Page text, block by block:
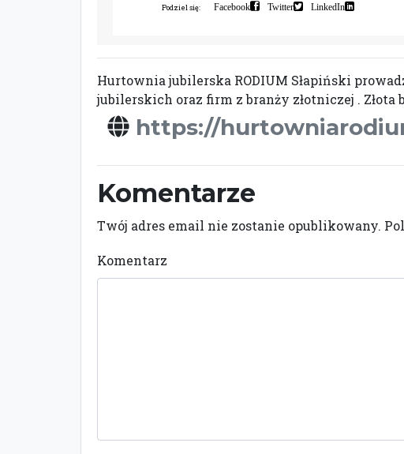
Podziel się: Facebook Twitter LinkedIn
Hurtownia jubilerska RODIUM Słapiński
jubilerskich oraz firm z branży złotniczej .
https://
Komentarze
Twój adres email nie zostanie opublikowany.
Komentarz